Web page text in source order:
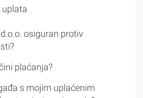
uplata
osiguran protiv
plaćanja?
s mojim uplaćenim